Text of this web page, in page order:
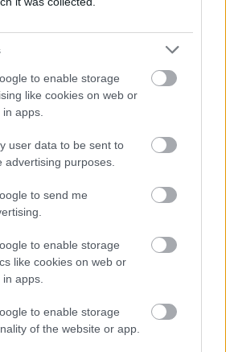
to enable storage
like cookies on web or
apps.
user data to be sent to
advertising purposes.
to send me
to enable storage
like cookies on web or
apps.
to enable storage
of the website or app.
működését!
ELŐREHALADOTT
TÁRGYALÁSOKAT FOLYTAT A
UNITED TIELEMANSRÓL